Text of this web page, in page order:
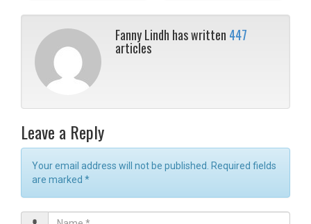
Fanny Lindh has written 447
articles
Leave a Reply
Your email address will not be published. Required fields
are marked *